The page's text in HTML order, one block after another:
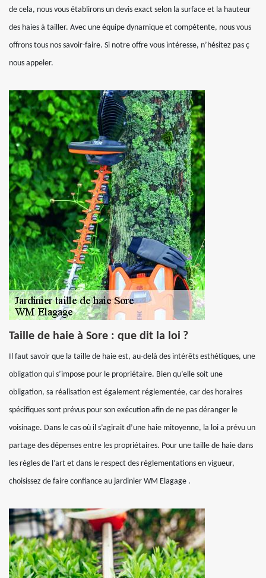
de cela, nous vous établirons un devis exact selon la surface et la hauteur
des haies à tailler. Avec une équipe dynamique et compétente, nous vous
offrons tous nos savoir-faire. Si notre offre vous intéresse, n’hésitez pas ç
nous appeler.
Taille de haie à Sore : que dit la loi ?
Il faut savoir que la taille de haie est, au-delà des intérêts esthétiques, une
obligation qui s’impose pour le propriétaire. Bien qu’elle soit une
obligation, sa réalisation est également réglementée, car des horaires
spécifiques sont prévus pour son exécution afin de ne pas déranger le
voisinage. Dans le cas où il s’agirait d’une haie mitoyenne, la loi a prévu un
partage des dépenses entre les propriétaires. Pour une taille de haie dans
les règles de l’art et dans le respect des réglementations en vigueur,
choisissez de faire confiance au jardinier WM Elagage .